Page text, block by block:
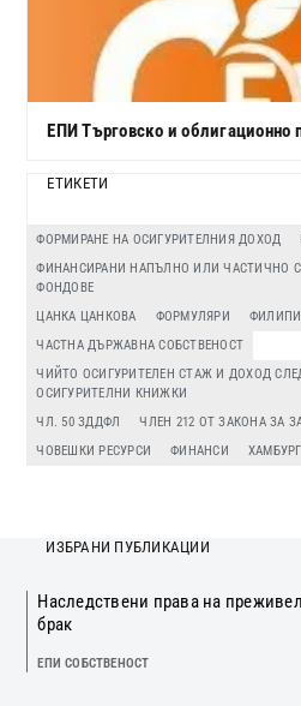
ЕПИ Търговско и облигационно
ЕТИКЕТИ
ФОРМИРАНЕ НА ОСИГУРИТЕЛНИЯ ДОХОД
ФИНАНСИРАНИ НАПЪЛНО ИЛИ ЧАСТИЧНО
ФОНДОВЕ
ЦАНКА ЦАНКОВА
ФОРМУЛЯРИ
ЧАСТНА ДЪРЖАВНА СОБСТВЕНОСТ
ЧИЙТО ОСИГУРИТЕЛЕН СТАЖ И ДОХОД
ОСИГУРИТЕЛНИ КНИЖКИ
ЧЛ. 50 ЗДДФЛ
ЧЛЕН 212 ОТ ЗАКОНА ЗА
ЧОВЕШКИ РЕСУРСИ
ФИНАНСИ ХАМБУРГ
ИЗБРАНИ ПУБЛИКАЦИИ
Наследствени права на
брак
ЕПИ СОБСТВЕНОСТ